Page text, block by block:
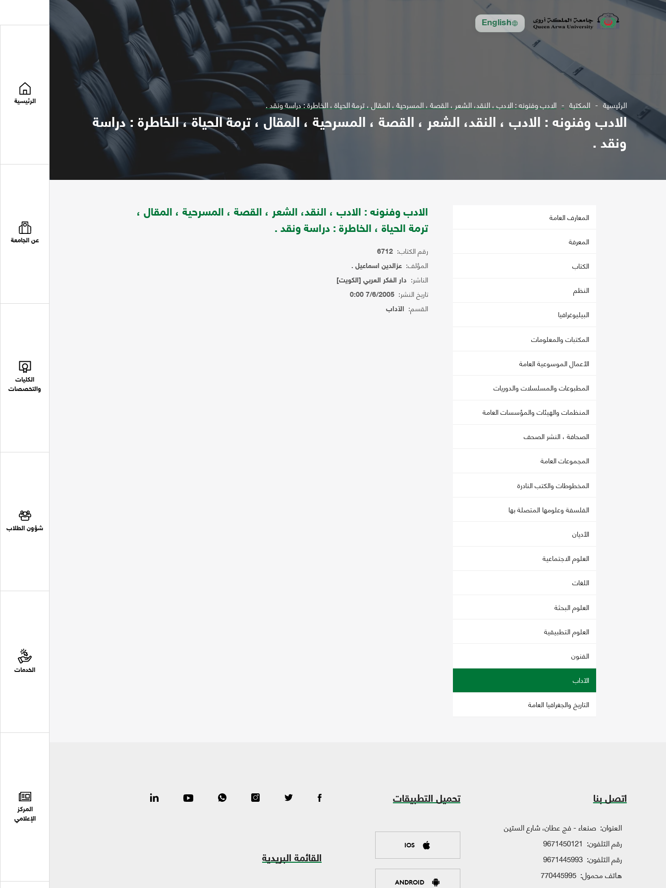
English
الرئيسية
عن الجامعة
الكليات
والتخصصات
شؤون الطلاب
الخدمات
المركز
الإعلامي
الرئيسية المكتبة الادب وفنونه : الادب ، النقد، الشعر ، القصة ، المسرحية ، المقال ، ترمة الحياة ، الخاطرة : دراسة ونقد .
الادب وفنونه : الادب ، النقد، الشعر ، القصة ، المسرحية ، المقال ، ترمة الحياة ، الخاطرة : دراسة
ونقد .
المعارف العامة
المعرفة
الكتاب
النظم
البيليوغرافيا
المكتبات والمعلومات
الأعمال الموسوعية العامة
المطبوعات والمسلسلات والدوريات
المنظمات والهيئات والمؤسسات العامة
الصحافة ، النشر الصحف
المجموعات العامة
المخطوطات والكتب النادرة
الفلسفة وعلومها المتصلة بها
الأديان
العلوم الاجتماعية
اللغات
العلوم البحثة
العلوم التطبيقية
الفنون
الآداب
التاريخ والجغرافيا العامة
الادب وفنونه : الادب ، النقد، الشعر ، القصة ، المسرحية ، المقال ،
ترمة الحياة ، الخاطرة : دراسة ونقد .
رقم الكتاب: 6712
المؤلف: عزالدين اسماعيل .
الناشر: دار الفكر العربي [الكويت]
تاريخ النشر: 7/6/2005 0:00
القسم: الآداب
اتصل بنا
العنوان: صنعاء - فج عطان، شارع الستين
رقم التلفون: 9671450121
رقم التلفون: 9671445993
هاتف محمول: 770445995
تحميل التطبيقات
IOS
ANDROID
القائمة البريدية